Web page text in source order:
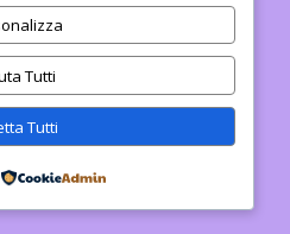
Tutti
Tutti